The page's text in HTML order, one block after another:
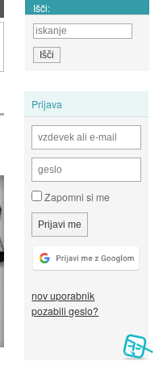
Išči:
Prijava
Zapomni si me
nov uporabnik
pozabili geslo?